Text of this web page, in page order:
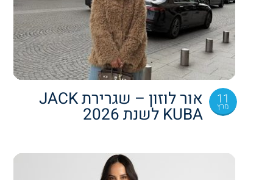
11
מרץ אור לוזון – שגרירת JACK
KUBA לשנת 2026